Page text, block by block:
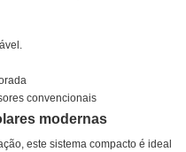
convencionais
modernas
este sistema compacto é ideal